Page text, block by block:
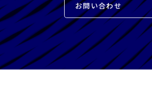
お問い合わせ